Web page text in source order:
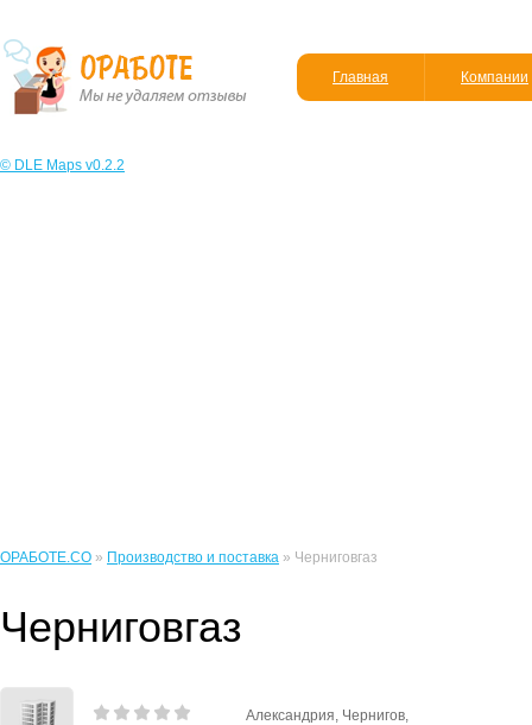
Главная Компании
© DLE Maps v0.2.2
ОРАБОТЕ.CO » Производство и поставка » Черниговгаз
Черниговгаз
Александрия, Чернигов,